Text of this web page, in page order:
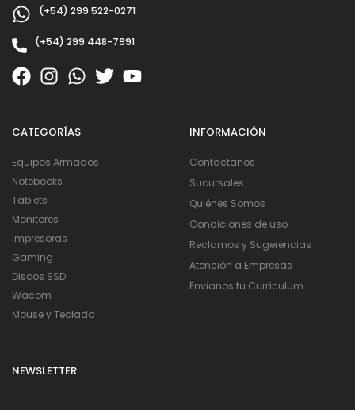
(+54) 299 522-0271
(+54) 299 448-7991
CATEGORÍAS
Equipos Armados
Notebooks
Tablets
Monitores
Impresoras
Gaming
Discos SSD
Wacom
Mouse y Teclado
INFORMACIÓN
Contactanos
Sucursales
Quiénes Somos
Condiciones de uso
Reclamos y Sugerencias
Atención a Empresas
Envianos tu Currículum
NEWSLETTER